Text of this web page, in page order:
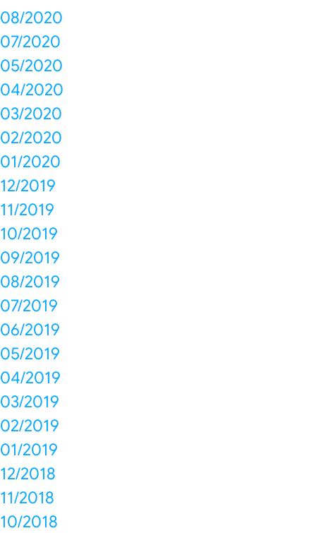
08/2020
07/2020
05/2020
04/2020
03/2020
02/2020
01/2020
12/2019
11/2019
10/2019
09/2019
08/2019
07/2019
06/2019
05/2019
04/2019
03/2019
02/2019
01/2019
12/2018
11/2018
10/2018